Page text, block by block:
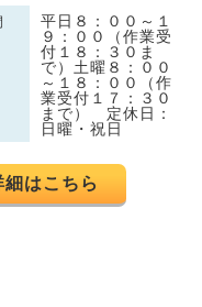
平日８：００～１
９：００（作業受
付１８：３０ま
で）土曜８：００
～１８：００（作
業受付１７：３０
まで） 定休日：
日曜・祝日
細はこちら